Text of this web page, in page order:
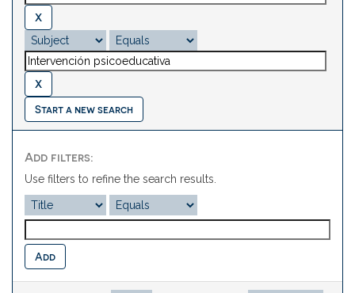
Start a new search
Add filters:
Use filters to refine the search results.